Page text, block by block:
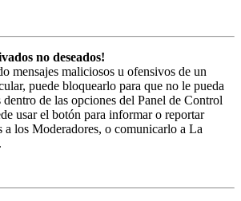
no deseados!
mensajes maliciosos u ofensivos de un
puede bloquearlo para que no le pueda
dentro de las opciones del Panel de Control
usar el botón para informar o reportar
a los Moderadores, o comunicarlo a La